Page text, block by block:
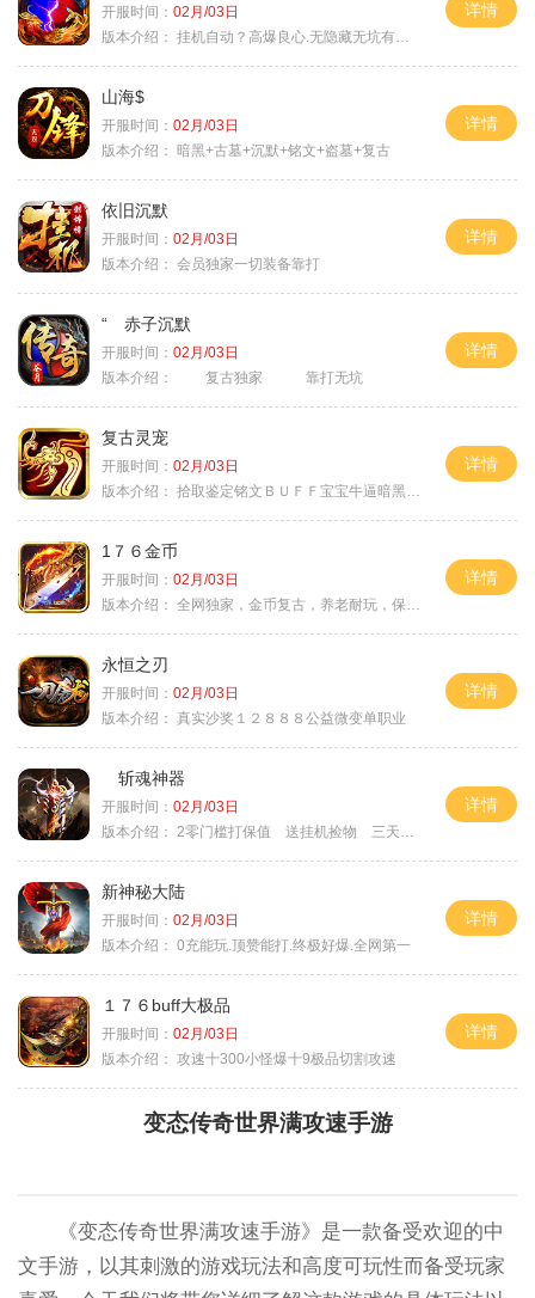
开服时间： 02月/03日
版本介绍： 挂机自动？高爆良心.无隐藏无坑有时间就是
详情
山海$
开服时间： 02月/03日
版本介绍：
暗黑+古墓+沉默+铭文+盗墓+复古
详情
依旧沉默
开服时间： 02月/03日
版本介绍： 会员独家一切装备靠打
详情
“ 赤子沉默
开服时间： 02月/03日
版本介绍：
复古独家 靠打无坑
详情
复古灵宠
开服时间： 02月/03日
版本介绍： 拾取鉴定铭文ＢＵＦＦ宝宝牛逼暗黑属性
详情
1７６金币
开服时间： 02月/03日
版本介绍： 全网独家，金币复古，养老耐玩，保底回収
详情
永恒之刃
开服时间： 02月/03日
版本介绍： 真实沙奖１２８８８公益微变单职业
详情
斩魂神器
开服时间： 02月/03日
版本介绍： 2零门槛打保值 送挂机捡物 三天合区
详情
新神秘大陆
开服时间： 02月/03日
版本介绍： 0充能玩.顶赞能打.终极好爆.全网第一
详情
１７６buff大极品
开服时间： 02月/03日
版本介绍： 攻速十300小怪爆十9极品切割攻速
详情
变态传奇世界满攻速手游
《变态传奇世界满攻速手游》是一款备受欢迎的中
文手游，以其刺激的游戏玩法和高度可玩性而备受玩家